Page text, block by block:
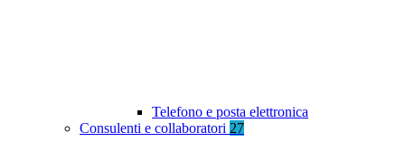
Telefono e posta elettronica
Consulenti e collaboratori 27